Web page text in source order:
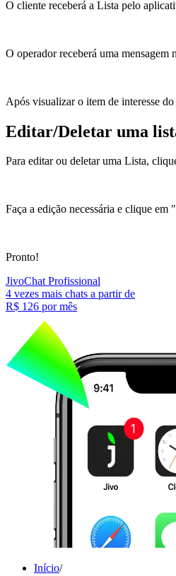
O cliente receberá a Lista pelo
O operador receberá uma
Após visualizar o item de interesse
Editar/Deletar uma
Para editar ou deletar uma Lista,
Faça a edição necessária e clique
Pronto!
JivoChat Profissional
4 vezes mais chats a partir de
R$ 126 por mês
Início/